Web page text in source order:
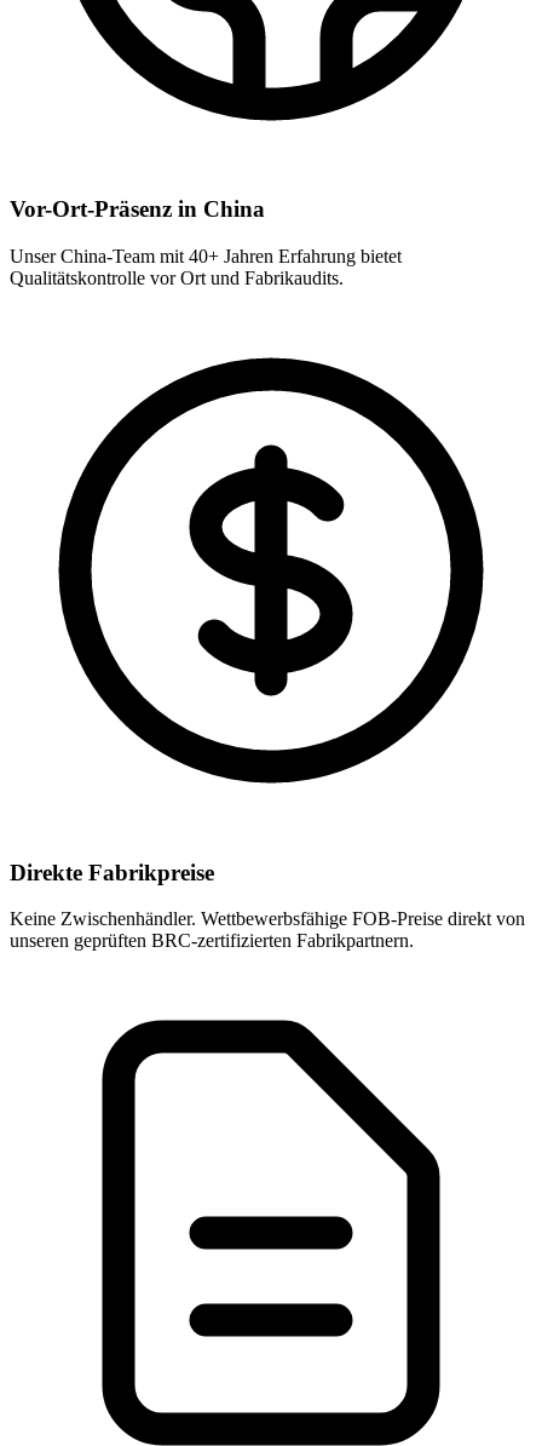
Vor-Ort-Präsenz in China
Unser China-Team mit 40+ Jahren Erfahrung bietet
Qualitätskontrolle vor Ort und Fabrikaudits.
Direkte Fabrikpreise
Keine Zwischenhändler. Wettbewerbsfähige FOB-Preise direkt von
unseren geprüften BRC-zertifizierten Fabrikpartnern.